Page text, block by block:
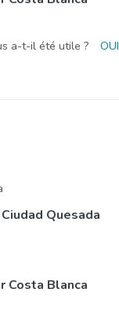
a-t-il été utile ? OUI
Quesada
Costa Blanca